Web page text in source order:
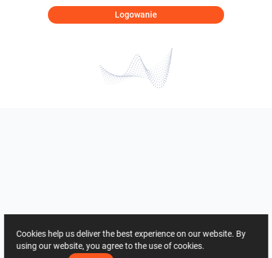
Logowanie
Cookies help us deliver the best experience on our website. By
using our website, you agree to the use of cookies.